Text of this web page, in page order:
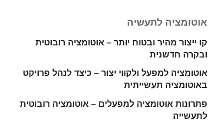
אוטומציה לתעשיה
קו ייצור מהיר ובטוח יותר – אוטומציה רובוטית
ובקרה חדשנית
אוטומציה למפעל ולקווי יצור – כיצד לנהל פרויקט
באוטומציה תעשייתית
פתרונות אוטומציה למפעלים – אוטומציה רובוטית
לתעשייה